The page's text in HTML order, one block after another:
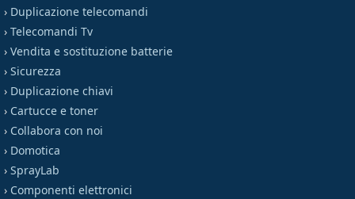
› Duplicazione telecomandi
› Telecomandi Tv
› Vendita e sostituzione batterie
› Sicurezza
› Duplicazione chiavi
› Cartucce e toner
› Collabora con noi
› Domotica
› SprayLab
› Componenti elettronici